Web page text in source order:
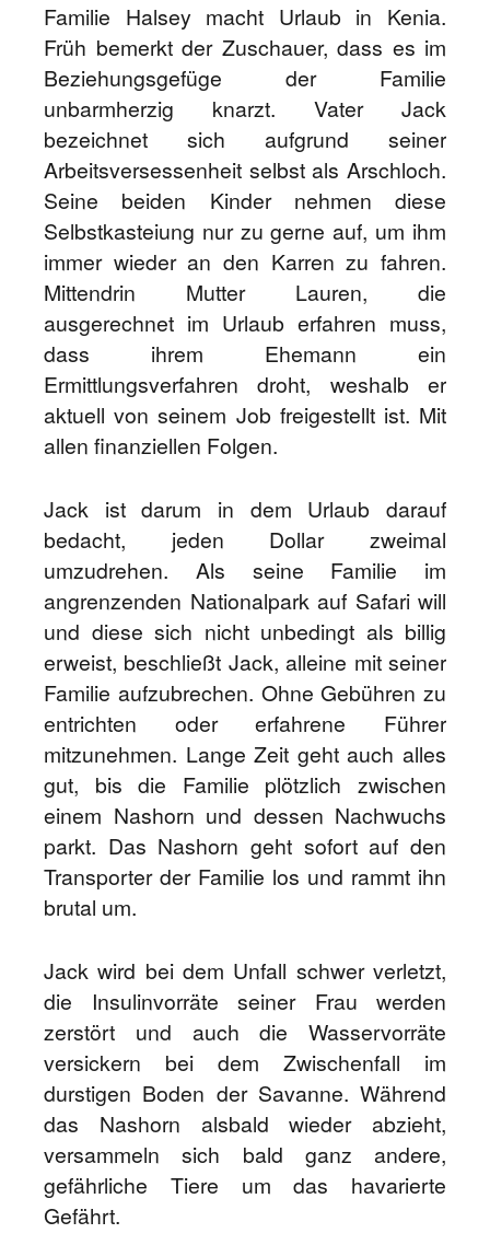
Familie Halsey macht Urlaub in Kenia.
Früh bemerkt der Zuschauer, dass es im
Beziehungsgefüge der Familie
unbarmherzig knarzt. Vater Jack
bezeichnet sich aufgrund seiner
Arbeitsversessenheit selbst als Arschloch.
Seine beiden Kinder nehmen diese
Selbstkasteiung nur zu gerne auf, um ihm
immer wieder an den Karren zu fahren.
Mittendrin Mutter Lauren, die
ausgerechnet im Urlaub erfahren muss,
dass ihrem Ehemann ein
Ermittlungsverfahren droht, weshalb er
aktuell von seinem Job freigestellt ist. Mit
allen finanziellen Folgen.
Jack ist darum in dem Urlaub darauf
bedacht, jeden Dollar zweimal
umzudrehen. Als seine Familie im
angrenzenden Nationalpark auf Safari will
und diese sich nicht unbedingt als billig
erweist, beschließt Jack, alleine mit seiner
Familie aufzubrechen. Ohne Gebühren zu
entrichten oder erfahrene Führer
mitzunehmen. Lange Zeit geht auch alles
gut, bis die Familie plötzlich zwischen
einem Nashorn und dessen Nachwuchs
parkt. Das Nashorn geht sofort auf den
Transporter der Familie los und rammt ihn
brutal um.
Jack wird bei dem Unfall schwer verletzt,
die Insulinvorräte seiner Frau werden
zerstört und auch die Wasservorräte
versickern bei dem Zwischenfall im
durstigen Boden der Savanne. Während
das Nashorn alsbald wieder abzieht,
versammeln sich bald ganz andere,
gefährliche Tiere um das havarierte
Gefährt.